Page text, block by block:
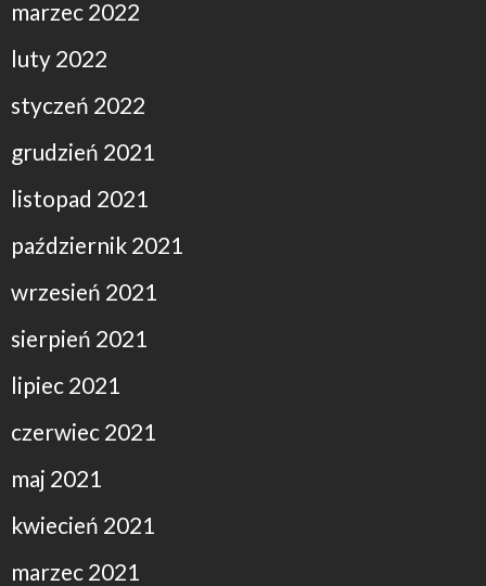
marzec 2022
luty 2022
styczeń 2022
grudzień 2021
listopad 2021
październik 2021
wrzesień 2021
sierpień 2021
lipiec 2021
czerwiec 2021
maj 2021
kwiecień 2021
marzec 2021